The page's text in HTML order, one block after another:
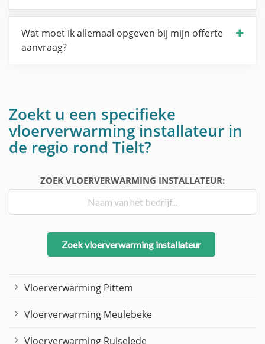
Wat moet ik allemaal opgeven bij mijn offerte
aanvraag?
Zoekt u een specifieke
vloerverwarming installateur in
de regio rond Tielt?
ZOEK VLOERVERWARMING INSTALLATEUR:
Zoek vloerverwarming installateur
Vloerverwarming Pittem
Vloerverwarming Meulebeke
Vloerverwarming Ruiselede